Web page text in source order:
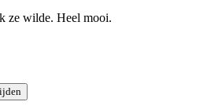
ze wilde. Heel mooi.